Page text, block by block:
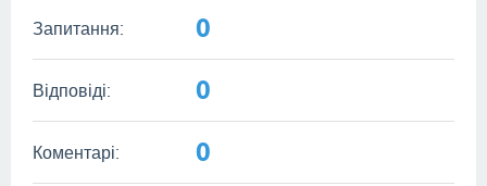
Запитання: 0
Відповіді: 0
Коментарі: 0